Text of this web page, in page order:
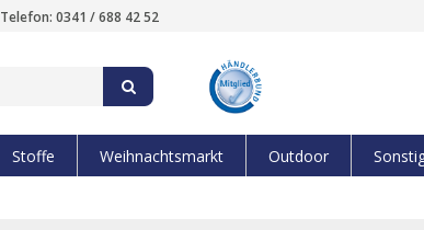
Telefon: 0341 / 688 42 52
Stoffe Weihnachtsmarkt Outdoor